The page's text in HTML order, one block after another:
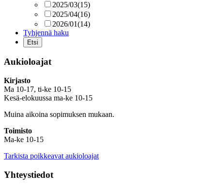
2025/03(15)
2025/04(16)
2026/01(14)
Tyhjennä haku
Aukioloajat
Kirjasto
Ma 10-17, ti-ke 10-15
Kesä-elokuussa ma-ke 10-15
Muina aikoina sopimuksen mukaan.
Toimisto
Ma-ke 10-15
Tarkista poikkeavat aukioloajat
Yhteystiedot